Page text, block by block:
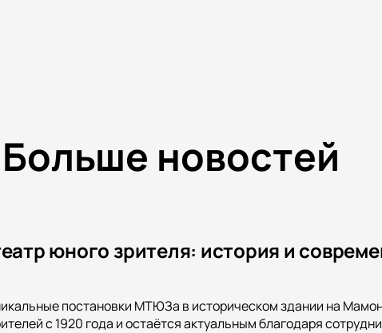
Больше новостей
юного зрителя: история и
постановки МТЮЗа в историческом здании на
с 1920 года и остаётся актуальным благодаря